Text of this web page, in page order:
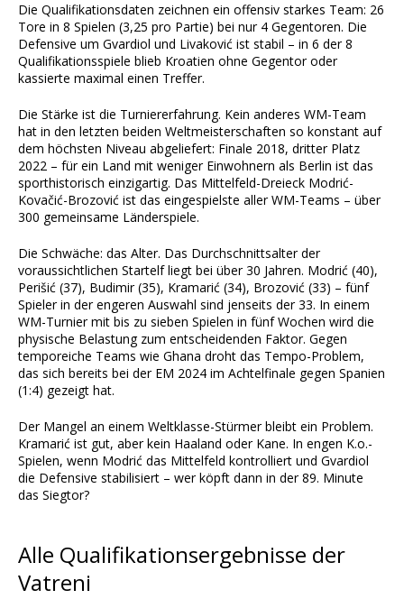
Die Qualifikationsdaten zeichnen ein offensiv starkes Team: 26
Tore in 8 Spielen (3,25 pro Partie) bei nur 4 Gegentoren. Die
Defensive um Gvardiol und Livaković ist stabil – in 6 der 8
Qualifikationsspiele blieb Kroatien ohne Gegentor oder
kassierte maximal einen Treffer.
Die Stärke ist die Turniererfahrung. Kein anderes WM-Team
hat in den letzten beiden Weltmeisterschaften so konstant auf
dem höchsten Niveau abgeliefert: Finale 2018, dritter Platz
2022 – für ein Land mit weniger Einwohnern als Berlin ist das
sporthistorisch einzigartig. Das Mittelfeld-Dreieck Modrić-
Kovačić-Brozović ist das eingespielste aller WM-Teams – über
300 gemeinsame Länderspiele.
Die Schwäche: das Alter. Das Durchschnittsalter der
voraussichtlichen Startelf liegt bei über 30 Jahren. Modrić (40),
Perišić (37), Budimir (35), Kramarić (34), Brozović (33) – fünf
Spieler in der engeren Auswahl sind jenseits der 33. In einem
WM-Turnier mit bis zu sieben Spielen in fünf Wochen wird die
physische Belastung zum entscheidenden Faktor. Gegen
temporeiche Teams wie Ghana droht das Tempo-Problem,
das sich bereits bei der EM 2024 im Achtelfinale gegen Spanien
(1:4) gezeigt hat.
Der Mangel an einem Weltklasse-Stürmer bleibt ein Problem.
Kramarić ist gut, aber kein Haaland oder Kane. In engen K.o.-
Spielen, wenn Modrić das Mittelfeld kontrolliert und Gvardiol
die Defensive stabilisiert – wer köpft dann in der 89. Minute
das Siegtor?
Alle Qualifikationsergebnisse der
Vatreni